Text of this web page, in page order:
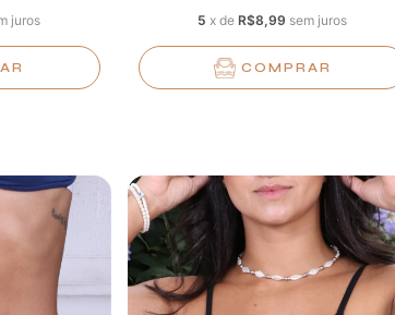
juros 5 xdeR$8,99 sem juros
COMPRAR